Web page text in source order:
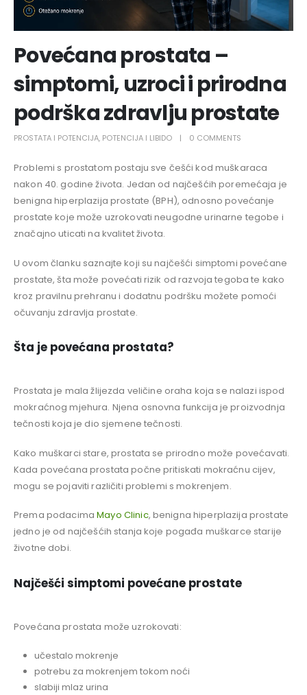
Povećana prostata –
simptomi, uzroci i prirodna
podrška zdravlju prostate
PROSTATA I POTENCIJA, POTENCIJA I LIBIDO 0 COMMENTS
Problemi s prostatom postaju sve češći kod muškaraca
nakon 40. godine života. Jedan od najčešćih poremećaja je
benigna hiperplazija prostate (BPH), odnosno povećanje
prostate koje može uzrokovati neugodne urinarne tegobe i
značajno uticati na kvalitet života.
U ovom članku saznajte koji su najčešći simptomi povećane
prostate, šta može povećati rizik od razvoja tegoba te kako
kroz pravilnu prehranu i dodatnu podršku možete pomoći
očuvanju zdravlja prostate.
Šta je povećana prostata?
Prostata je mala žlijezda veličine oraha koja se nalazi ispod
mokraćnog mjehura. Njena osnovna funkcija je proizvodnja
tečnosti koja je dio sjemene tečnosti.
Kako muškarci stare, prostata se prirodno može povećavati.
Kada povećana prostata počne pritiskati mokraćnu cijev,
mogu se pojaviti različiti problemi s mokrenjem.
Prema podacimaMayo Clinic, benigna hiperplazija prostate
jedno je od najčešćih stanja koje pogađa muškarce starije
životne dobi.
Najčešći simptomi povećane prostate
Povećana prostata može uzrokovati:
učestalo mokrenje
potrebu za mokrenjem tokom noći
slabiji mlaz urina